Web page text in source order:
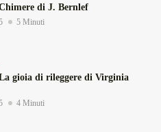
di J. Bernlef
5 Minuti
gioia di rileggere di Virginia
4 Minuti